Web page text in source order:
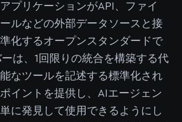
プリケーションがAPI、ファイ
ルなどの外部データソースと接
化するオープンスタンダードで
は、1回限りの統合を構築する代
なツールを記述する標準化され
イントを提供し、AIエージェン
に発見して使用できるようにし